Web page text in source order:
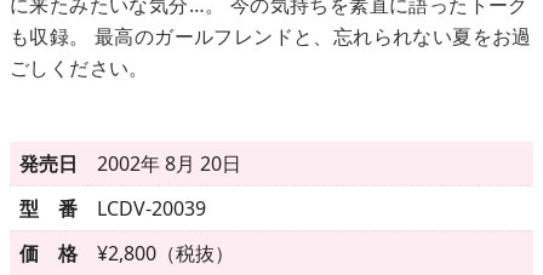
ご利用ガイド
▶個人情報保護について
▶よくあるご質問
も収録。 最高のガールフレンドと、忘れられない夏をお過
ごしください。
発売日
2002年 8月 20日
型 番
LCDV-20039
価 格
¥2,800（税抜）